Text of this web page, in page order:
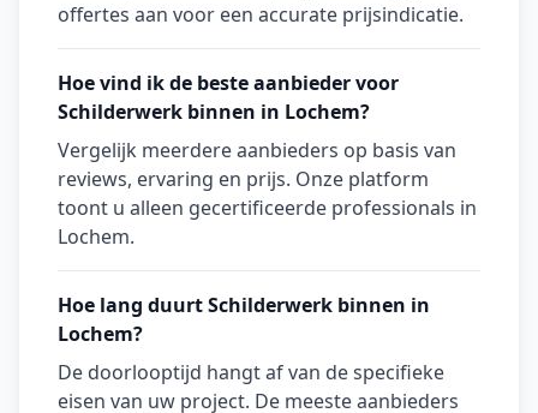
offertes aan voor een accurate prijsindicatie.
Hoe vind ik de beste aanbieder voor
Schilderwerk binnen in Lochem?
Vergelijk meerdere aanbieders op basis van
reviews, ervaring en prijs. Onze platform
toont u alleen gecertificeerde professionals in
Lochem.
Hoe lang duurt Schilderwerk binnen in
Lochem?
De doorlooptijd hangt af van de specifieke
eisen van uw project. De meeste aanbieders